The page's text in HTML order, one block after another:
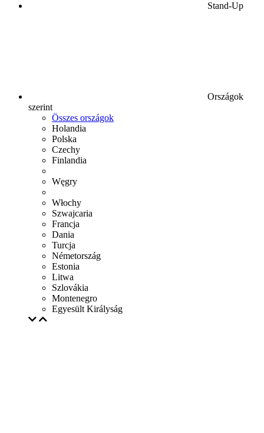
Stand-Up
Országok
szerint
Összes országok
Holandia
Polska
Czechy
Finlandia
Węgry
Włochy
Szwajcaria
Francja
Dania
Turcja
Németország
Estonia
Litwa
Szlovákia
Montenegro
Egyesült Királyság